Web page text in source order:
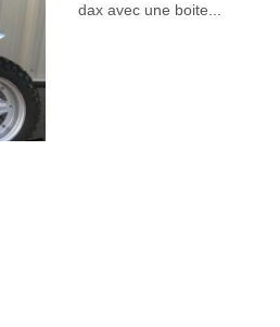
dax avec une boite...